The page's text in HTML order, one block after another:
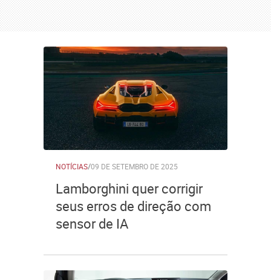
NOTÍCIAS/09 DE SETEMBRO DE 2025
Lamborghini quer corrigir
seus erros de direção com
sensor de IA